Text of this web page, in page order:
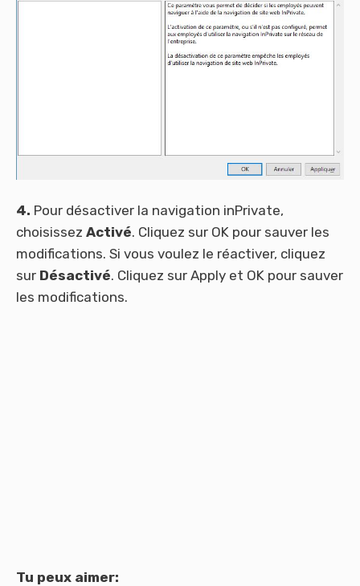
4. Pour désactiver la navigation inPrivate,
choisissez Activé. Cliquez sur OK pour sauver les
modifications. Si vous voulez le réactiver, cliquez
sur Désactivé. Cliquez sur Apply et OK pour sauver
les modifications.
Tu peux aimer: